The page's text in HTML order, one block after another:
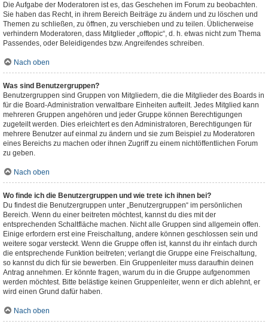
Die Aufgabe der Moderatoren ist es, das Geschehen im Forum zu beobachten.
Sie haben das Recht, in ihrem Bereich Beiträge zu ändern und zu löschen und
Themen zu schließen, zu öffnen, zu verschieben und zu teilen. Üblicherweise
verhindern Moderatoren, dass Mitglieder „offtopic“, d. h. etwas nicht zum Thema
Passendes, oder Beleidigendes bzw. Angreifendes schreiben.
Nach oben
Was sind Benutzergruppen?
Benutzergruppen sind Gruppen von Mitgliedern, die die Mitglieder des Boards in
für die Board-Administration verwaltbare Einheiten aufteilt. Jedes Mitglied kann
mehreren Gruppen angehören und jeder Gruppe können Berechtigungen
zugeteilt werden. Dies erleichtert es den Administratoren, Berechtigungen für
mehrere Benutzer auf einmal zu ändern und sie zum Beispiel zu Moderatoren
eines Bereichs zu machen oder ihnen Zugriff zu einem nichtöffentlichen Forum
zu geben.
Nach oben
Wo finde ich die Benutzergruppen und wie trete ich ihnen bei?
Du findest die Benutzergruppen unter „Benutzergruppen“ im persönlichen
Bereich. Wenn du einer beitreten möchtest, kannst du dies mit der
entsprechenden Schaltfläche machen. Nicht alle Gruppen sind allgemein offen.
Einige erfordern erst eine Freischaltung, andere können geschlossen sein und
weitere sogar versteckt. Wenn die Gruppe offen ist, kannst du ihr einfach durch
die entsprechende Funktion beitreten; verlangt die Gruppe eine Freischaltung,
so kannst du dich für sie bewerben. Ein Gruppenleiter muss daraufhin deinen
Antrag annehmen. Er könnte fragen, warum du in die Gruppe aufgenommen
werden möchtest. Bitte belästige keinen Gruppenleiter, wenn er dich ablehnt, er
wird einen Grund dafür haben.
Nach oben